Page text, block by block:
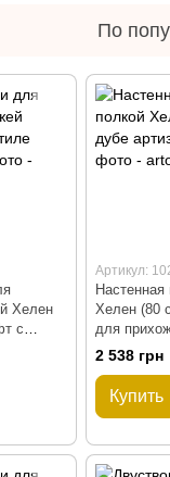
По
Хелен
с
Артикул:
Хелен (80
для
2 538 грн
Купить